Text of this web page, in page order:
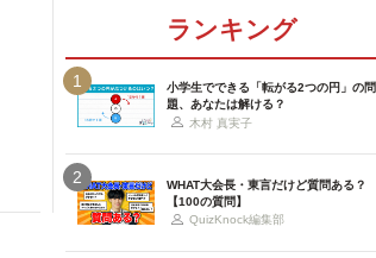
ランキング
1
小学生でできる「転がる2つの円」の問
題、あなたは解ける？
木村 真実子
2
WHAT大会長・東言だけど質問ある？
【100の質問】
QuizKnock編集部